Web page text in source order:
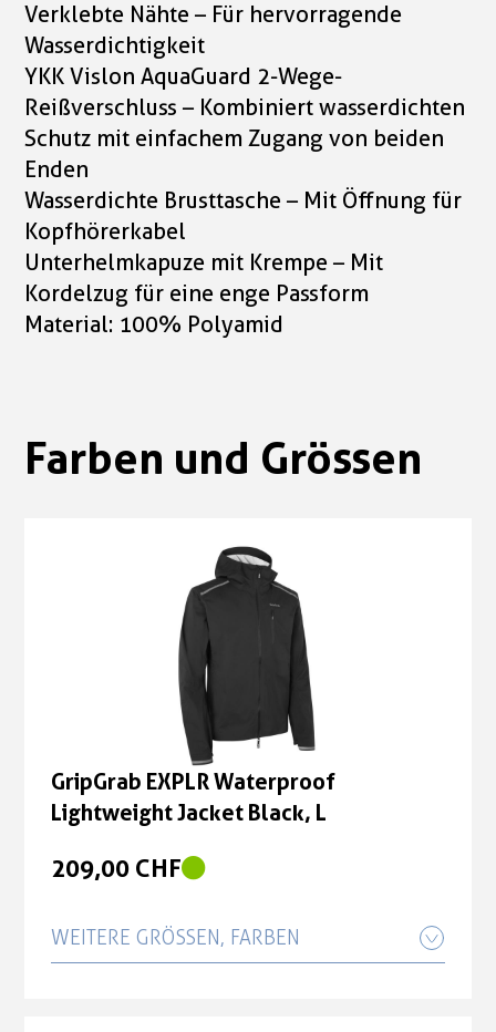
Verklebte Nähte – Für hervorragende
Wasserdichtigkeit
YKK Vislon AquaGuard 2-Wege-
Reißverschluss – Kombiniert wasserdichten
Schutz mit einfachem Zugang von beiden
Enden
Wasserdichte Brusttasche – Mit Öffnung für
Kopfhörerkabel
Unterhelmkapuze mit Krempe – Mit
Kordelzug für eine enge Passform
Material: 100% Polyamid
Farben und Grössen
GripGrab EXPLR Waterproof
Lightweight Jacket Black, L
209,00 CHF
WEITERE GRÖSSEN, FARBEN